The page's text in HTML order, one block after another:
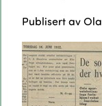
Publisert avOla